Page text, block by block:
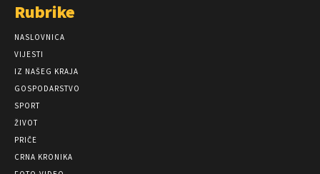
Rubrike
NASLOVNICA
VIJESTI
IZ NAŠEG KRAJA
GOSPODARSTVO
SPORT
ŽIVOT
PRIČE
CRNA KRONIKA